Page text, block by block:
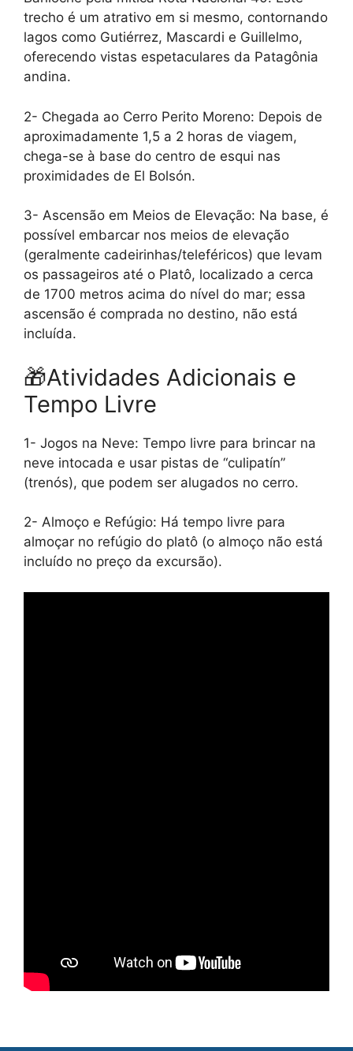
trecho é um atrativo em si mesmo, contornando
lagos como Gutiérrez, Mascardi e Guillelmo,
oferecendo vistas espetaculares da Patagônia
andina.
2- Chegada ao Cerro Perito Moreno: Depois de
aproximadamente 1,5 a 2 horas de viagem,
chega-se à base do centro de esqui nas
proximidades de El Bolsón.
3- Ascensão em Meios de Elevação: Na base, é
possível embarcar nos meios de elevação
(geralmente cadeirinhas/teleféricos) que levam
os passageiros até o Platô, localizado a cerca
de 1700 metros acima do nível do mar; essa
ascensão é comprada no destino, não está
incluída.
🎁Atividades Adicionais e
Tempo Livre
1- Jogos na Neve: Tempo livre para brincar na
neve intocada e usar pistas de “culipatín”
(trenós), que podem ser alugados no cerro.
2- Almoço e Refúgio: Há tempo livre para
almoçar no refúgio do platô (o almoço não está
incluído no preço da excursão).